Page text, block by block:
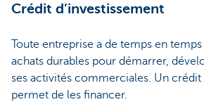
Crédit d’investissement
Toute entreprise a de temps en
achats durables pour démarrer,
ses activités commerciales. Un crédit
permet de les financer.